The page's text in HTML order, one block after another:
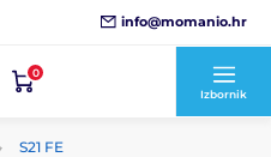
info@momanio.hr
0
Izbornik
S21 FE